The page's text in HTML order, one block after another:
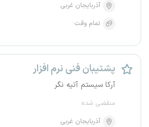
آذربایجان غربی
تمام وقت
پشتیبان فنی نرم افزار
آرکا سیستم آتیه نگر
منقضی شده
آذربایجان غربی